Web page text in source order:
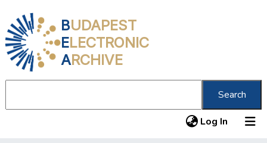
BUDAPEST
ELECTRONIC
ARCHIVE
Search
Log In (current)